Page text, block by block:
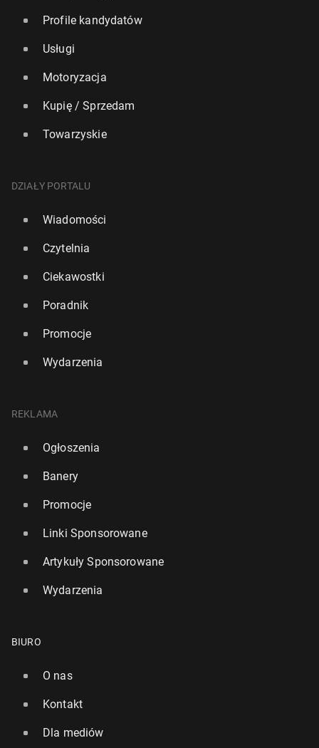
Profile kandydatów
Usługi
Motoryzacja
Kupię / Sprzedam
Towarzyskie
DZIAŁY PORTALU
Wiadomości
Czytelnia
Ciekawostki
Poradnik
Promocje
Wydarzenia
REKLAMA
Ogłoszenia
Banery
Promocje
Linki Sponsorowane
Artykuły Sponsorowane
Wydarzenia
BIURO
O nas
Kontakt
Dla mediów